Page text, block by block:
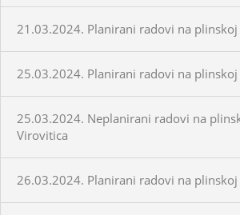
21.03.2024. Planirani radovi na
25.03.2024. Planirani radovi na
25.03.2024. Neplanirani radovi na
Virovitica
26.03.2024. Planirani radovi na